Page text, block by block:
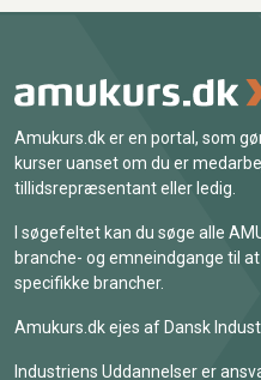
Amukurs.dk er en portal, som
kurser uanset om du er
tillidsrepræsentant eller ledig.
I søgefeltet kan du søge alle
branche- og emneindgange til
specifikke brancher.
Amukurs.dk ejes af Dansk
Industriens Uddannelser er